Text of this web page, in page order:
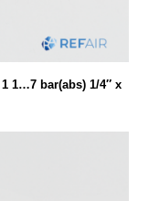
1…7 bar(abs) 1/4″ x